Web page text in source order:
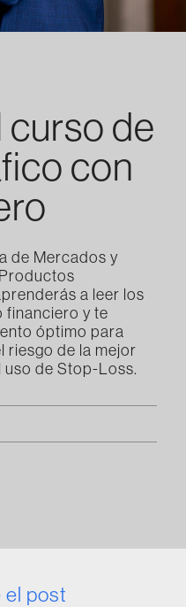
curso de
con
de Mercados y
a leer los
financiero y te
óptimo para
riesgo de la mejor
uso de Stop-Loss.
post